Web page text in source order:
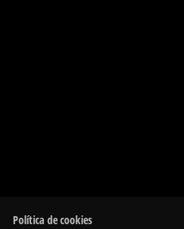
Política de cookies